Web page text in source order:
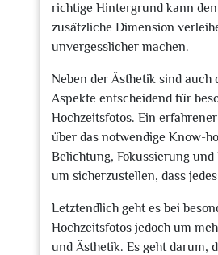
richtige Hintergrund kann den
zusätzliche Dimension
unvergesslicher machen.
Neben der Ästhetik sind auch
Aspekte entscheidend für
Hochzeitsfotos. Ein
über das notwendige Know-
Belichtung, Fokussierung
um sicherzustellen, dass
Letztendlich geht es bei
Hochzeitsfotos jedoch um
und Ästhetik. Es geht darum,